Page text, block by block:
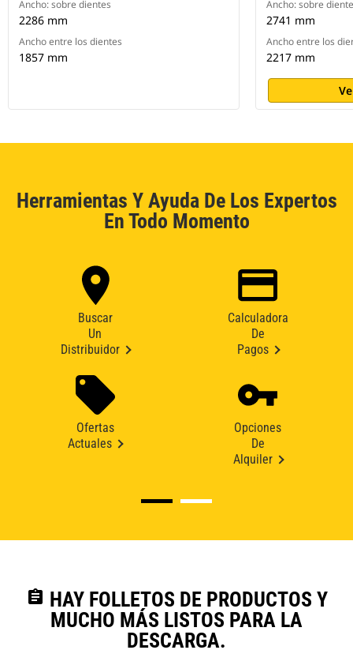
Ancho: sobre dientes
2286 mm
Ancho entre los dientes
1857 mm
Ancho: sobre
2741 mm
Ancho entre los
2217 mm
Herramientas Y Ayuda De Los Expertos
En Todo Momento
Buscar
Un
Distribuidor
Calculadora
De
Pagos
Ofertas
Actuales
Opciones
De
Alquiler
assignment HAY FOLLETOS DE PRODUCTOS Y
MUCHO MÁS LISTOS PARA LA
DESCARGA.